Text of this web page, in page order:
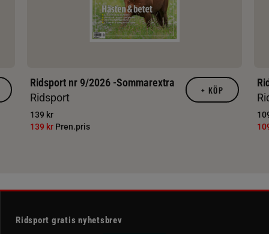
Ridsport nr 9/2026 -Sommarextra
Ridsport
139 kr
139 kr Pren.pris
+ KÖP
Ridsport gratis nyhetsbrev